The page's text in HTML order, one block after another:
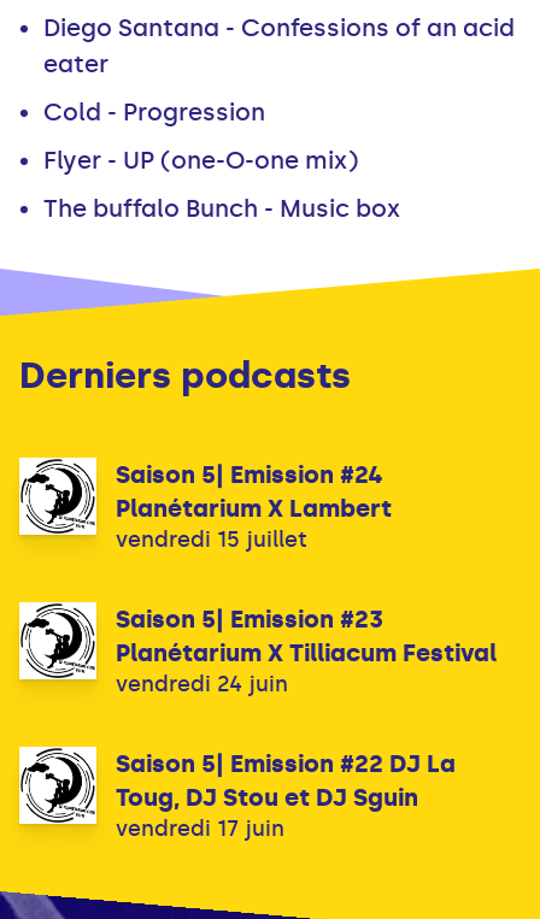
Diego Santana - Confessions of an acid
eater
Cold - Progression
Flyer - UP (one-O-one mix)
The buffalo Bunch - Music box
Derniers podcasts
Saison 5| Emission #24
Planétarium X Lambert
vendredi 15 juillet
Saison 5| Emission #23
Planétarium X Tilliacum Festival
vendredi 24 juin
Saison 5| Emission #22 DJ La
Toug, DJ Stou et DJ Sguin
vendredi 17 juin